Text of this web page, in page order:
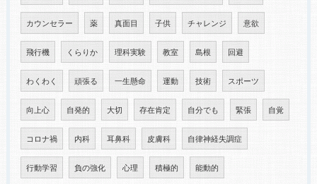
カウンセラー 薬 真面目 子供 チャレンジ 意欲
飛行機 くらりか 理科実験 教室 島根 回避
わくわく 頑張る 一生懸命 運動 技術 スポーツ
向上心 自発的 大切 存在肯定 自分でも 緊張 自覚
コロナ禍 内科 耳鼻科 皮膚科 自律神経失調症
行動学習 負の強化 心理 積極的 能動的